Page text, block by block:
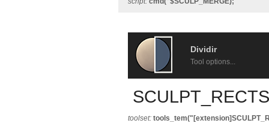
Dividir
Tool options...
toolset: